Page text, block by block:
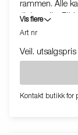
rammen. Alle
tilgjengelig.
valgfritt utstyr.
Vis flere
Art nr
Veil. utsalgspris
Kontakt butikk for